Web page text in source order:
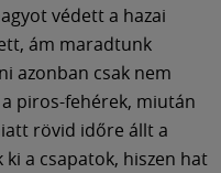
védett a hazai
ám maradtunk
azonban csak nem
piros-fehérek, miután
rövid időre állt a
a csapatok, hiszen hat